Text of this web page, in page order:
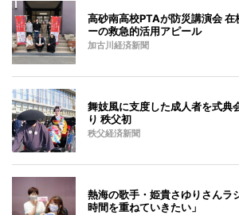
高砂南高校PTAが防災講演会
ーの救急的活用アピール
加古川経済新聞
舞妓風に支度した成人者を式典
り 秩父初
秩父経済新聞
熱海の歌手・姫貴さゆりさんラ
時間を重ねていきたい」